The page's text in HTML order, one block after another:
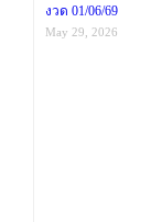
งวด 01/06/69
May 29, 2026